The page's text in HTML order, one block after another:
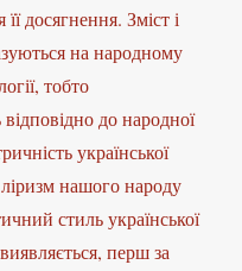
досягнення. Зміст і
на народному
тобто
до народної
української
ліризм нашого народу
стиль української
перш за